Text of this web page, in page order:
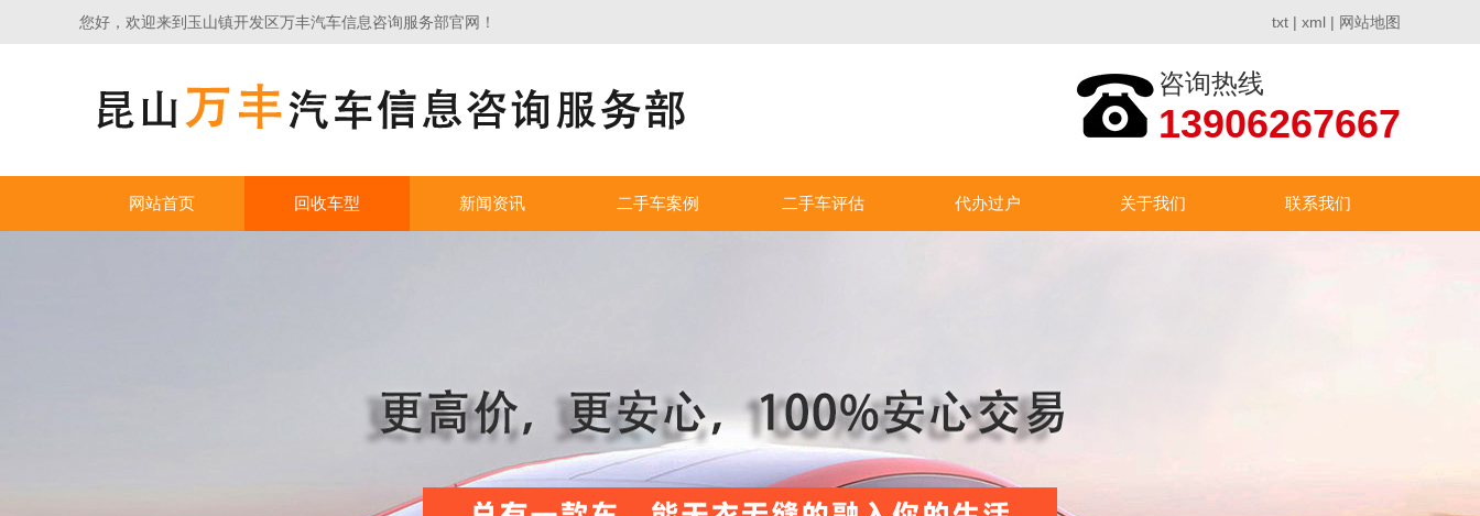
您好，欢迎来到玉山镇开发区万丰汽车信息咨询服务部官网！ txt | xml | 网站地图
咨询热线
13906267667
网站首页 回收车型 新闻资讯 二手车案例 二手车评估 代办过户 关于我们 联系我们